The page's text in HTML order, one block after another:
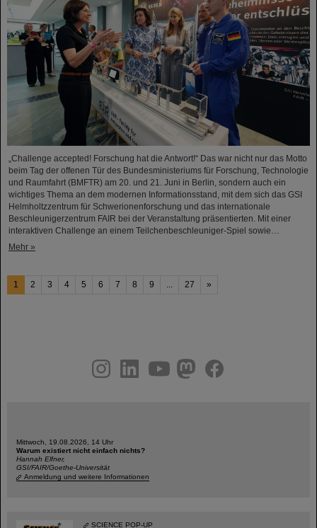
„Challenge accepted! Forschung hat die Antwort!“ Das war nicht nur das Motto
beim Tag der offenen Tür des Bundesministeriums für Forschung, Technologie
und Raumfahrt (BMFTR) am 20. und 21. Juni in Berlin, sondern auch ein
wichtiges Thema an dem modernen Informationsstand, mit dem sich das GSI
Helmholtzzentrum für Schwerionenforschung und das internationale
Beschleunigerzentrum FAIR bei der Veranstaltung präsentierten. Mit einer
interaktiven Challenge an einem Teilchenbeschleuniger-Spiel sowie…
Mehr »
1 2 3 4 5 6 7 8 9 27 »
youtubehelmholtz.socialfacebook
Mittwoch, 19.08.2026, 14 Uhr
Warum existiert nicht einfach nichts?
Hannah Elfner,
GSI/FAIR/Goethe-Universität
Anmeldung und weitere Informationen
SCIENCE POP-UP